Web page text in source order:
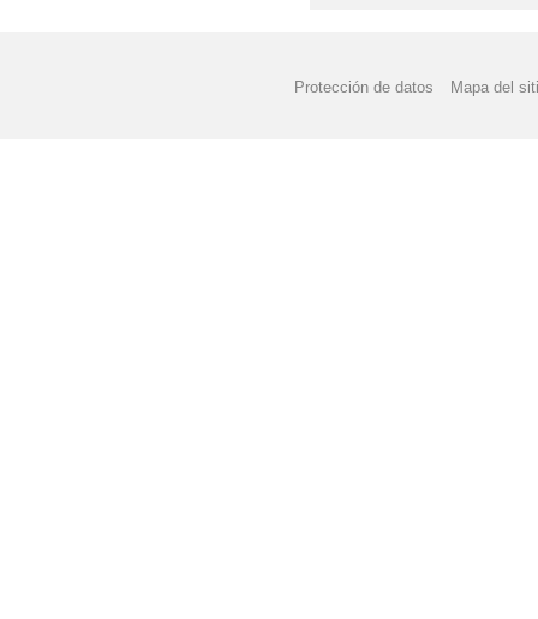
Protección de datos Mapa del